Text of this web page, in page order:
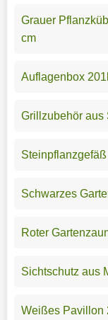
Grauer
cm
Auflagenbox
Grillzubehör aus
Steinpflanzgefäß
Schwarzes
Roter
Sichtschutz aus
Weißes Pavillon